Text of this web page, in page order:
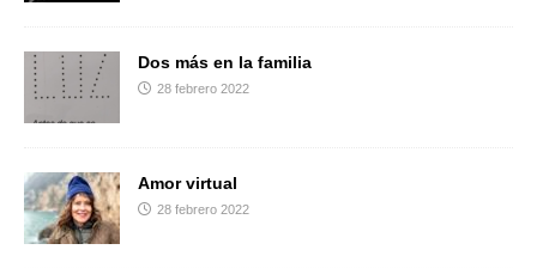
Dos más en la familia
28 febrero 2022
Amor virtual
28 febrero 2022